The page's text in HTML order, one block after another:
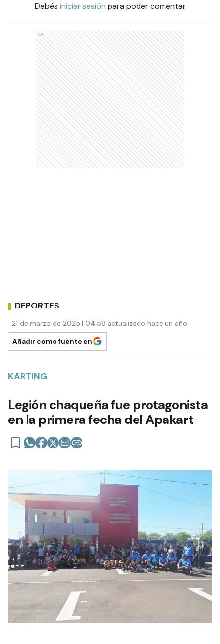
Debés iniciar sesión para poder comentar
Ads
DEPORTES
21 de marzo de 2025 | 04:58 actualizado hace un año
Añadir como fuente en
KARTING
Legión chaqueña fue protagonista
en la primera fecha del Apakart